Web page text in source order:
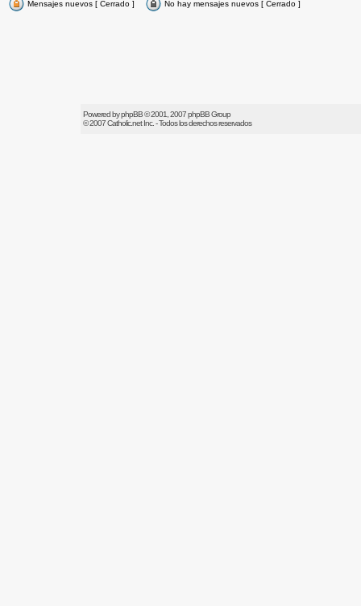
Mensajes nuevos [ Cerrado ] No hay mensajes nuevos [ Cerrado ]
Powered byphpBB© 2001, 2007 phpBB Group
© 2007Catholic.netInc. - Todos los derechos reservados